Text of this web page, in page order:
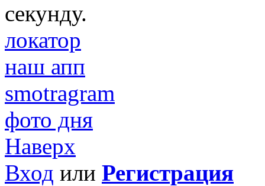
секунду.
локатор
наш апп
smotragram
фото дня
Наверх
Вход или Регистрация